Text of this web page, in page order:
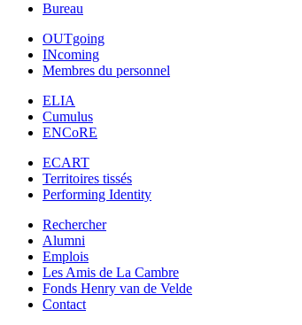
Bureau
OUTgoing
INcoming
Membres du personnel
ELIA
Cumulus
ENCoRE
ECART
Territoires tissés
Performing Identity
Rechercher
Alumni
Emplois
Les Amis de La Cambre
Fonds Henry van de Velde
Contact